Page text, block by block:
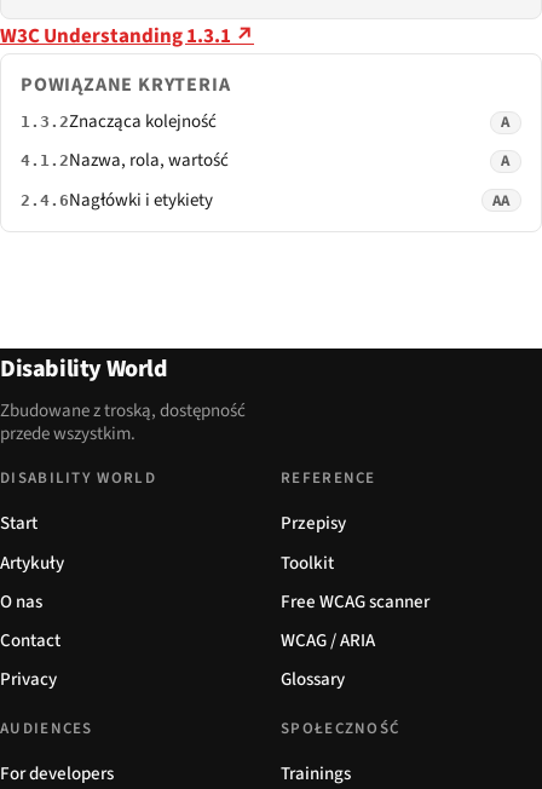
W3C Understanding 1.3.1 ↗
POWIĄZANE KRYTERIA
1.3.2Znacząca kolejność A
4.1.2Nazwa, rola, wartość A
2.4.6Nagłówki i etykiety AA
Disability World
Zbudowane z troską, dostępność
przede wszystkim.
DISABILITY WORLD
Start
Artykuły
O nas
Contact
Privacy
REFERENCE
Przepisy
Toolkit
Free WCAG scanner
WCAG / ARIA
Glossary
AUDIENCES
For developers
SPOŁECZNOŚĆ
Trainings